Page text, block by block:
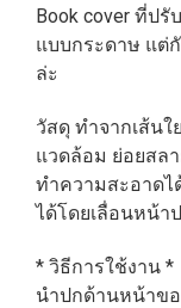
Book cover ที่ป
แบบกระดาษ แต่
ล่ะ
วัสดุ ทำจากเส้น
แวดล้อม ย่อยสล
ทำความสะอาด
ได้โดยเลื่อนหน้า
* วิธีการใช้งาน *
นำปกด้านหน้าขอ